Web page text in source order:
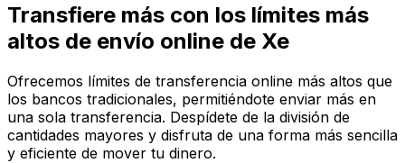
Transfiere más con los límites más
altos de envío online de Xe
Ofrecemos límites de transferencia online más altos que
los bancos tradicionales, permitiéndote enviar más en
una sola transferencia. Despídete de la división de
cantidades mayores y disfruta de una forma más sencilla
y eficiente de mover tu dinero.